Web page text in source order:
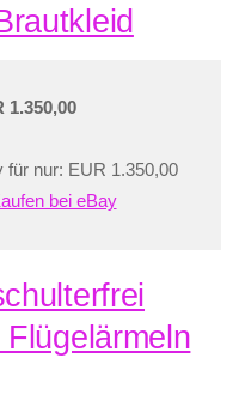
1.350,00
für nur: EUR 1.350,00
bei eBay